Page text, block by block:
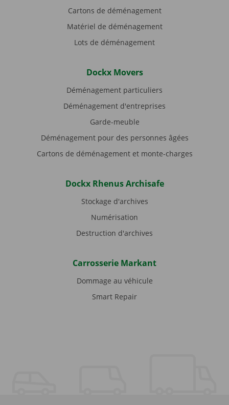
Cartons de déménagement
Matériel de déménagement
Lots de déménagement
Dockx Movers
Déménagement particuliers
Déménagement d'entreprises
Garde-meuble
Déménagement pour des personnes âgées
Cartons de déménagement et monte-charges
Dockx Rhenus Archisafe
Stockage d'archives
Numérisation
Destruction d'archives
Carrosserie Markant
Dommage au véhicule
Smart Repair